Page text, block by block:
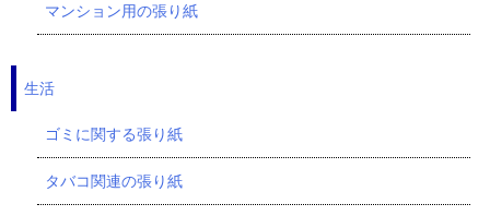
マンション用の張り紙
生活
ゴミに関する張り紙
タバコ関連の張り紙